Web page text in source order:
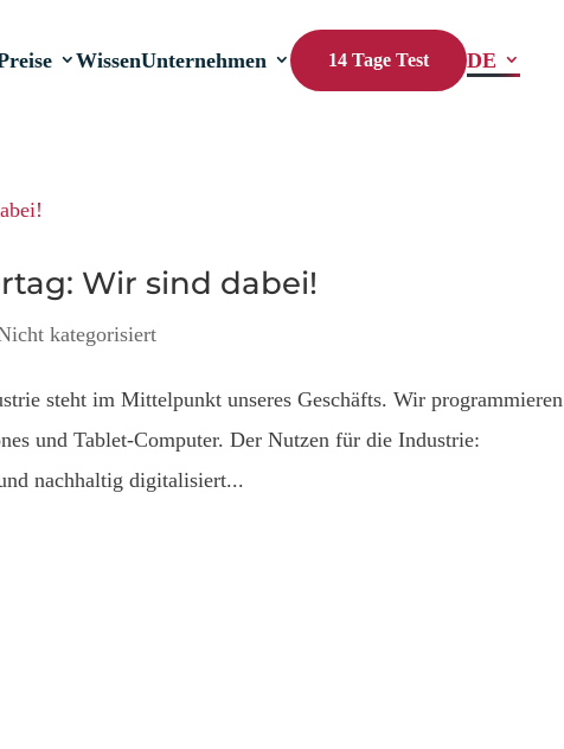
WissenUnternehmen 14 Tage Test DE
Wir sind dabei!
kategorisiert
steht im Mittelpunkt unseres Geschäfts. Wir programmieren
und Tablet-Computer. Der Nutzen für die Industrie:
nachhaltig digitalisiert...